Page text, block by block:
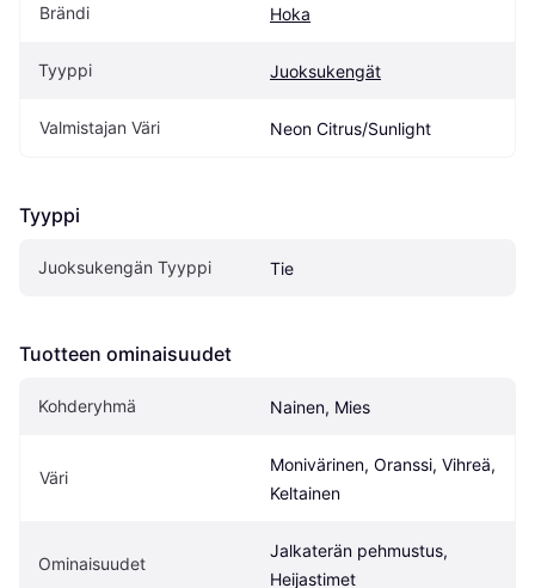
Brändi Hoka
Tyyppi Juoksukengät
Valmistajan Väri Neon Citrus/Sunlight
Tyyppi
Juoksukengän Tyyppi Tie
Tuotteen ominaisuudet
Kohderyhmä Nainen, Mies
Väri
Monivärinen, Oranssi, Vihreä,
Keltainen
Ominaisuudet
Jalkaterän pehmustus,
Heijastimet